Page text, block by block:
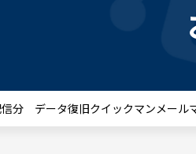
分 データ復旧クイックマンメール